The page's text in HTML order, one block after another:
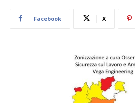
Facebook X